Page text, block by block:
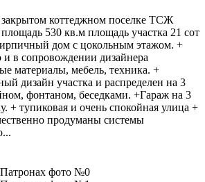
закрытом коттеджном поселке ТСЖ
530 кв.м площадь участка 21 сот
дом с цокольным этажом. +
в сопровождении дизайнера
материалы, мебель, техника. +
дизайн участка и распределен на 3
фонтаном, беседками. +Гараж на 3
+ тупиковая и очень спокойная улица +
продуманы системы